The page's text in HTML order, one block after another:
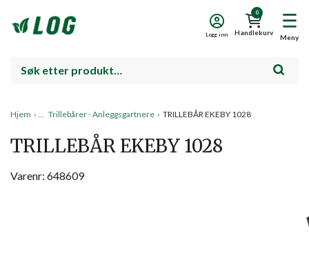
Meny
0
Handlekurv
Logg inn
Hjem › Trillebårer - Anleggsgartnere › TRILLEBÅR EKEBY 1028
TRILLEBÅR EKEBY 1028
Varenr: 648609